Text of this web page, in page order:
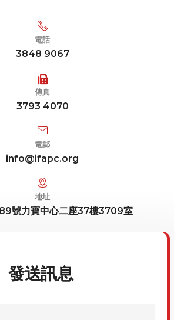
電話
3848 9067
傳真
3793 4070
電郵
info@ifapc.org
地址
號力寶中心二座37樓3709室
發送訊息